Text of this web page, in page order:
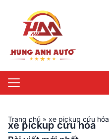
Trang chủ » xe pickup cứu hỏa
xe pickup cứu hỏa